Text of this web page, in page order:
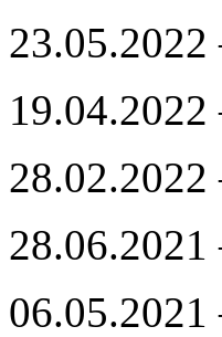
23.05.2022
19.04.2022
28.02.2022
28.06.2021
06.05.2021